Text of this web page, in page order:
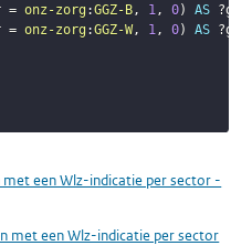
= onz-zorg :GGZ-B, 1, 0) AS
= onz-zorg :GGZ-W, 1, 0) AS
met een Wlz-indicatie per sector -
met een Wlz-indicatie per sector